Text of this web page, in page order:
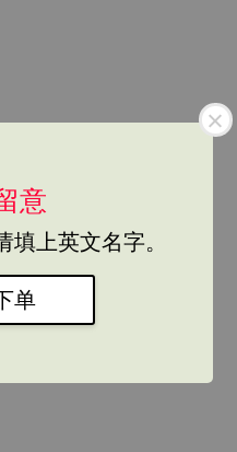
意
填上英文名字。
单
生》